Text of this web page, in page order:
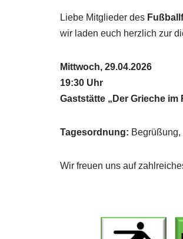
Liebe Mitglieder des
wir laden euch herzlich zur
Mittwoch, 29.04.2026
19:30 Uhr
Gaststätte „Der Grieche im
Tagesordnung:
Wir freuen uns auf